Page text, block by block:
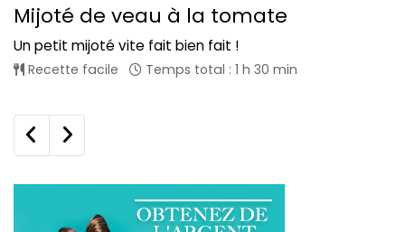
Mijoté de veau à la tomate
Un petit mijoté vite fait bien fait !
Recette facile Temps total : 1 h 30 min